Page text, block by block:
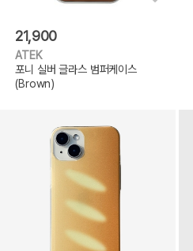
21,900
ATEK
포니 실버 글라스 범퍼케이스
(Brown)